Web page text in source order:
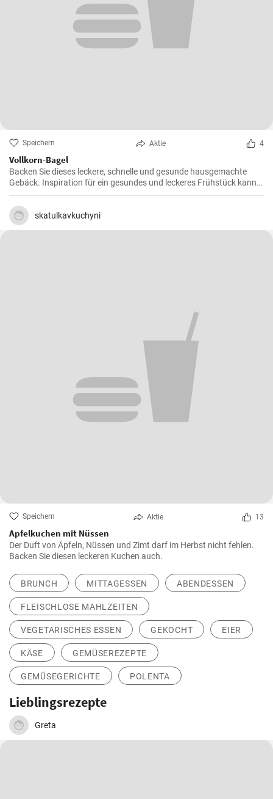
Speichern Aktie 4
Vollkorn-Bagel
Backen Sie dieses leckere, schnelle und gesunde hausgemachte
Gebäck. Inspiration für ein gesundes und leckeres Frühstück kann
man nie genug haben.
skatulkavkuchyni
Speichern Aktie 13
Apfelkuchen mit Nüssen
Der Duft von Äpfeln, Nüssen und Zimt darf im Herbst nicht fehlen.
Backen Sie diesen leckeren Kuchen auch.
BRUNCH MITTAGESSEN ABENDESSEN
FLEISCHLOSE MAHLZEITEN
VEGETARISCHES ESSEN GEKOCHT EIER
KÄSE GEMÜSEREZEPTE
GEMÜSEGERICHTE POLENTA
Lieblingsrezepte
Greta